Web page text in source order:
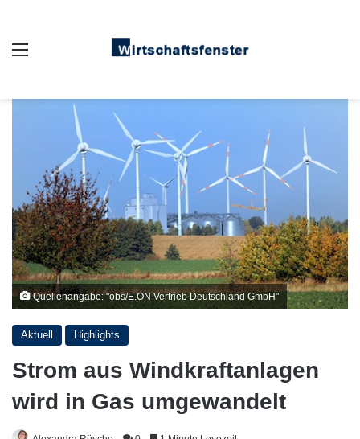
Quellenangabe: "obs/E.ON Vertrieb Deutschland GmbH"
Aktuell Highlights
Strom aus Windkraftanlagen
wird in Gas umgewandelt